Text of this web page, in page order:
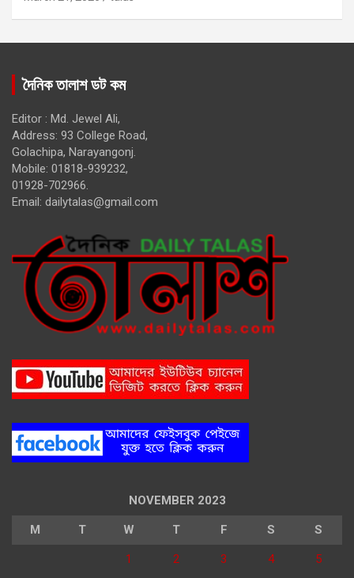
দৈনিক তালাশ ডট কম
Editor : Md. Jewel Ali,
Address: 93 College Road,
Golachipa, Narayangonj.
Mobile: 01818-939232,
01928-702966.
Email: dailytalas@gmail.com
NOVEMBER 2023
M T W T F S S
1 2 3 4 5